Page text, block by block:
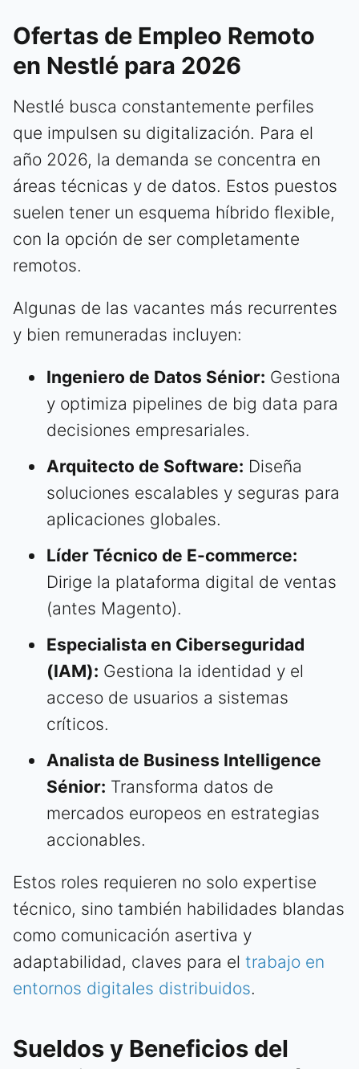
Ofertas de Empleo Remoto
en Nestlé para 2026
Nestlé busca constantemente perfiles
que impulsen su digitalización. Para el
año 2026, la demanda se concentra en
áreas técnicas y de datos. Estos puestos
suelen tener un esquema híbrido flexible,
con la opción de ser completamente
remotos.
Algunas de las vacantes más recurrentes
y bien remuneradas incluyen:
Ingeniero de Datos Sénior: Gestiona
y optimiza pipelines de big data para
decisiones empresariales.
Arquitecto de Software: Diseña
soluciones escalables y seguras para
aplicaciones globales.
Líder Técnico de E-commerce:
Dirige la plataforma digital de ventas
(antes Magento).
Especialista en Ciberseguridad
(IAM): Gestiona la identidad y el
acceso de usuarios a sistemas
críticos.
Analista de Business Intelligence
Sénior: Transforma datos de
mercados europeos en estrategias
accionables.
Estos roles requieren no solo expertise
técnico, sino también habilidades blandas
como comunicación asertiva y
adaptabilidad, claves para el trabajo en
entornos digitales distribuidos.
Sueldos y Beneficios del